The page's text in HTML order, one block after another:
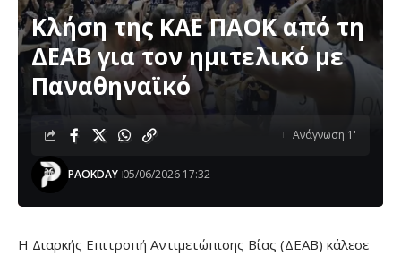
Κλήση της ΚΑΕ ΠΑΟΚ από τη
ΔΕΑΒ για τον ημιτελικό με
Παναθηναϊκό
PAOKDAY 05/06/2026 17:32
Ανάγνωση 1'
Η Διαρκής Επιτροπή Αντιμετώπισης Βίας (ΔΕΑΒ) κάλεσε